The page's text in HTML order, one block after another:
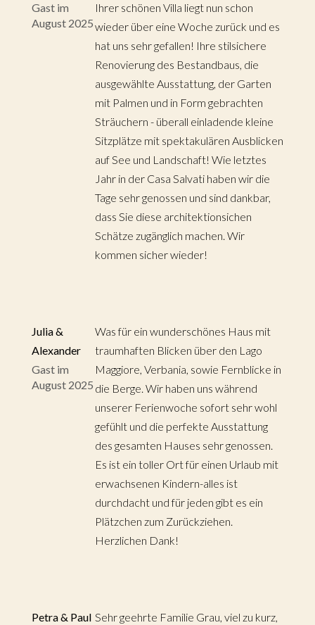
Gast im
August 2025
Ihrer schönen Villa liegt nun schon
wieder über eine Woche zurück und es
hat uns sehr gefallen! Ihre stilsichere
Renovierung des Bestandbaus, die
ausgewählte Ausstattung, der Garten
mit Palmen und in Form gebrachten
Sträuchern - überall einladende kleine
Sitzplätze mit spektakulären Ausblicken
auf See und Landschaft! Wie letztes
Jahr in der Casa Salvati haben wir die
Tage sehr genossen und sind dankbar,
dass Sie diese architektionsichen
Schätze zugänglich machen. Wir
kommen sicher wieder!
Julia &
Alexander
Gast im
August 2025
Was für ein wunderschönes Haus mit
traumhaften Blicken über den Lago
Maggiore, Verbania, sowie Fernblicke in
die Berge. Wir haben uns während
unserer Ferienwoche sofort sehr wohl
gefühlt und die perfekte Ausstattung
des gesamten Hauses sehr genossen.
Es ist ein toller Ort für einen Urlaub mit
erwachsenen Kindern-alles ist
durchdacht und für jeden gibt es ein
Plätzchen zum Zurückziehen.
Herzlichen Dank!
Petra & Paul Sehr geehrte Familie Grau, viel zu kurz,